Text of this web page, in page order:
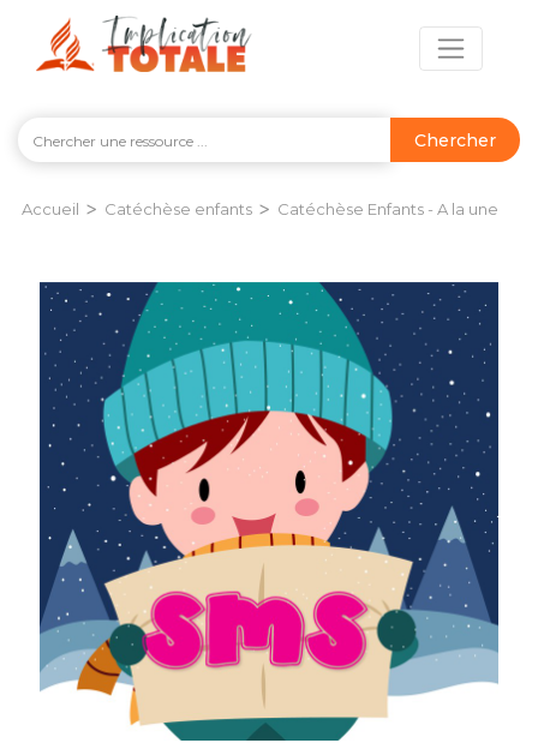
Chercher
Accueil > Catéchèse enfants > Catéchèse Enfants - A la une